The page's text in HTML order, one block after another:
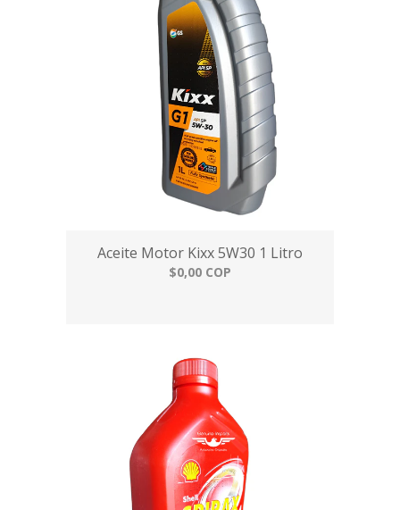
Aceite Motor Kixx 5W30 1 Litro
$0,00 COP